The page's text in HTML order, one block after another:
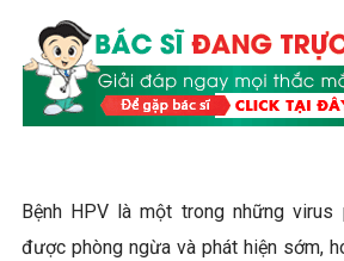
Bệnh HPV là một trong những virus
được phòng ngừa và phát hiện sớm,